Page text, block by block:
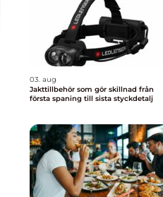
03. aug
Jakttillbehör som gör skillnad från
första spaning till sista styckdetalj